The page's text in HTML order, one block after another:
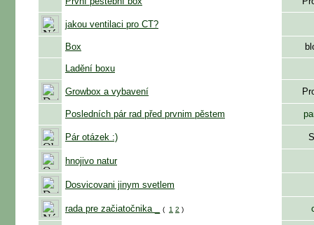
jakou ventilaci pro CT?
Box
Ladění boxu
Growbox a vybavení
Posledních pár rad před prvnim pěstem
Pár otázek :)
hnojivo natur
Dosvicovani jinym svetlem
rada pre začiatočnika _ ( 1 2 )